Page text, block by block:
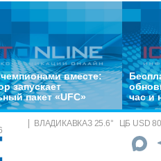
вместе:
запускает
пакет «UFC»
час и
ВЛАДИКАВКАЗ 25.6° ЦБ USD